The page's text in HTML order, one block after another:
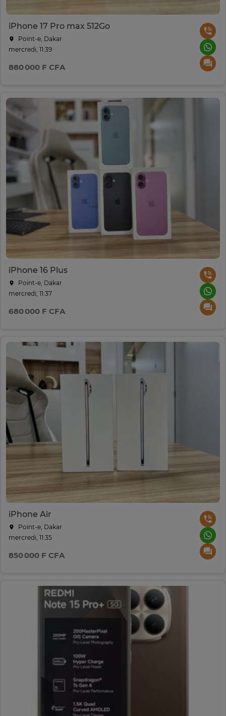
iPhone 17 Pro max 512Go
Point-e, Dakar
mercredi, 11:39
880 000 F CFA
iPhone 16 Plus
Point-e, Dakar
mercredi, 11:37
680 000 F CFA
iPhone Air
Point-e, Dakar
mercredi, 11:35
850 000 F CFA